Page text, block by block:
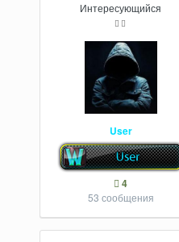
Интересующийся
User
4
53 сообщения